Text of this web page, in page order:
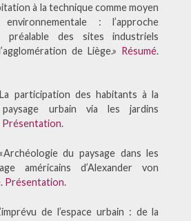
à la technique comme moyen
: l’approche
préalable des sites industriels
de Liège.» Résumé.
participation des habitants à la
urbain via les jardins
Présentation.
du paysage dans les
américains d’Alexander von
. Présentation.
de l’espace urbain : de la